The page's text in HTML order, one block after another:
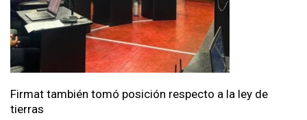
Firmat también tomó posición respecto a la ley de
tierras